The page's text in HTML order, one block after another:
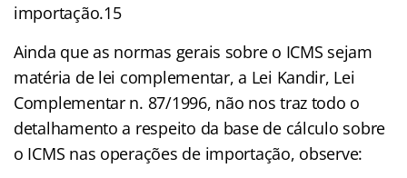
importação.15
Ainda que as normas gerais sobre o ICMS sejam
matéria de lei complementar, a Lei Kandir, Lei
Complementar n. 87/1996, não nos traz todo o
detalhamento a respeito da base de cálculo sobre
o ICMS nas operações de importação, observe: